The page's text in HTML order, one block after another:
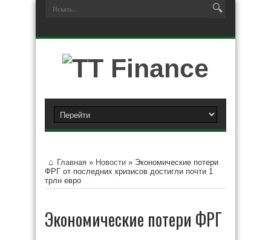
Главная » Новости » Экономические потери
ФРГ от последних кризисов достигли почти 1
трлн евро
Экономические потери ФРГ